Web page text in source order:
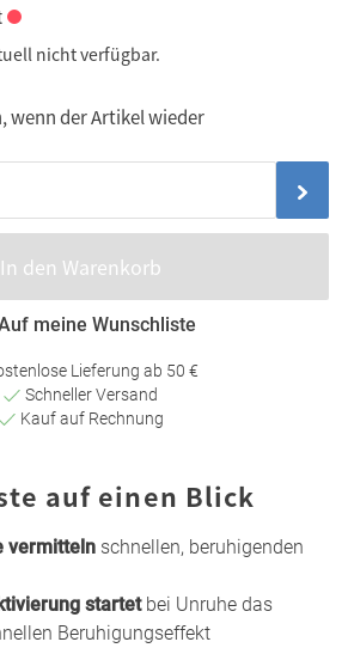
nicht verfügbar.
wenn der Artikel wieder
In den Warenkorb
meine Wunschliste
Lieferung ab 50 €
Schneller Versand
Kauf auf Rechnung
auf einen Blick
vermitteln schnellen, beruhigenden
startetbei Unruhe das
Beruhigungseffekt